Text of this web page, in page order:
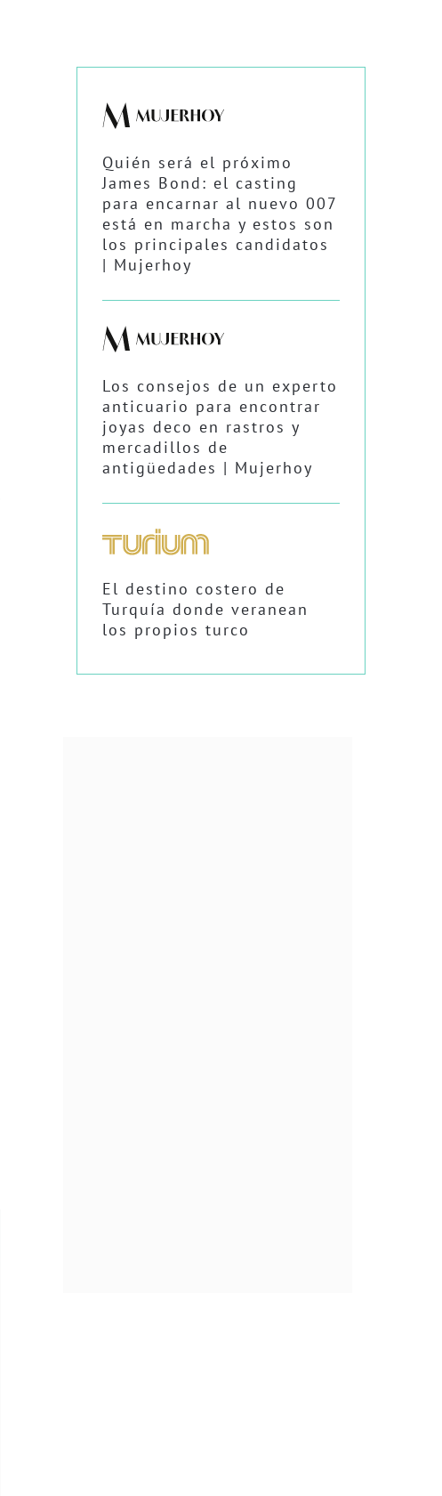
Quién será el próximo
James Bond: el casting
para encarnar al nuevo 007
está en marcha y estos son
los principales candidatos
| Mujerhoy
Los consejos de un experto
anticuario para encontrar
joyas deco en rastros y
mercadillos de
antigüedades | Mujerhoy
El destino costero de
Turquía donde veranean
los propios turco